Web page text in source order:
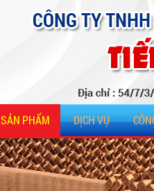
SẢN PHẨM DỊCH VỤ